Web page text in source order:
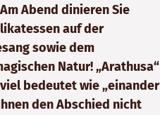
Abend dinieren Sie
auf der
sowie dem
Natur! „Arathusa“
bedeutet wie „einander
den Abschied nicht